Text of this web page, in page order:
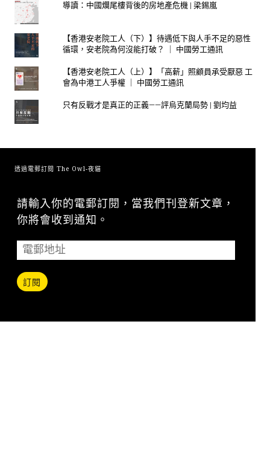
導讀：中國爛尾樓背後的房地產危機 | 梁錫嵐
【香港安老院工人（下）】待遇低下與人手不足的惡性
循環，安老院為何沒能打破？ ｜ 中國勞工通訊
【香港安老院工人（上）】「高薪」照顧員承受厭惡 工
會為中港工人爭權 ｜ 中國勞工通訊
只有反戰才是真正的正義——評烏克蘭局勢 | 劉均益
透過電郵訂閱 The Owl-夜貓
請輸入你的電郵訂閱，當我們刊登新文章，
你將會收到通知。
訂閱